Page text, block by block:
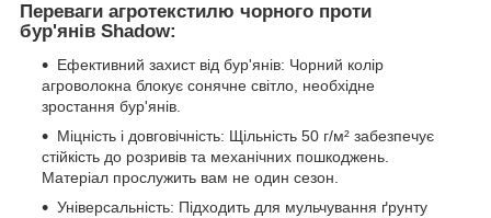
Переваги агротекстилю чорного проти
бур'янів Shadow:
Ефективний захист від бур'янів: Чорний колір
агроволокна блокує сонячне світло, необхідне
зростання бур'янів.
Міцність і довговічність: Щільність 50 г/м² забезпечує
стійкість до розривів та механічних пошкоджень.
Матеріал прослужить вам не один сезон.
Універсальність: Підходить для мульчування ґрунту